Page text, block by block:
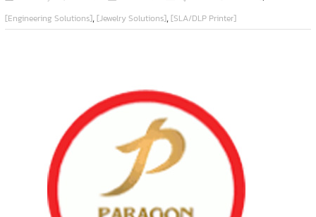
[Engineering Solutions],[Jewelry Solutions],[SLA/DLP Printer]